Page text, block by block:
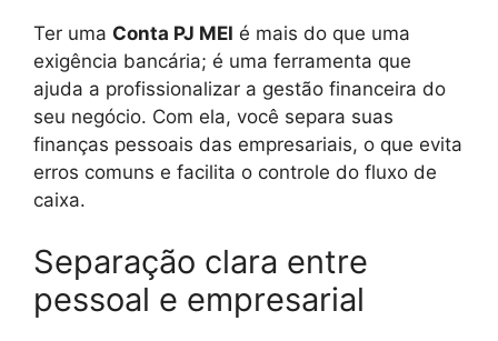
Ter uma Conta PJ MEI é mais do que uma
exigência bancária; é uma ferramenta que
ajuda a profissionalizar a gestão financeira do
seu negócio. Com ela, você separa suas
finanças pessoais das empresariais, o que evita
erros comuns e facilita o controle do fluxo de
caixa.
Separação clara entre
pessoal e empresarial